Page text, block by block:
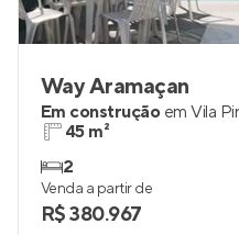
Way Aramaçan
Em construção em Vila
45 m²
2
Venda a partir de
R$ 380.967